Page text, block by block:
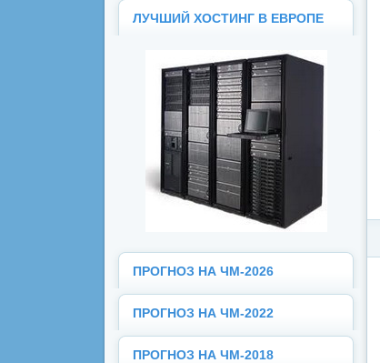
ЛУЧШИЙ ХОСТИНГ В ЕВРОПЕ
ПРОГНОЗ НА ЧМ-2026
ПРОГНОЗ НА ЧМ-2022
ПРОГНОЗ НА ЧМ-2018